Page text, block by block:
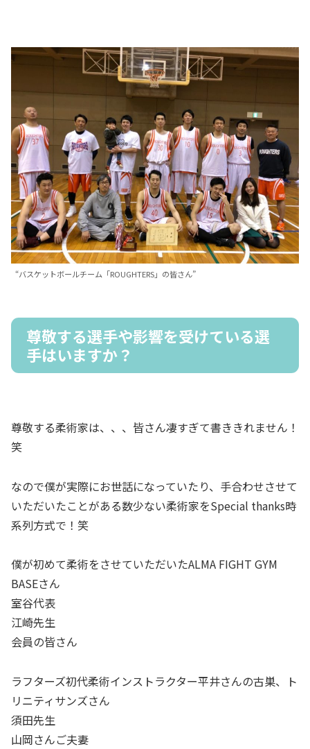
“バスケットボールチーム「ROUGHTERS」の皆さん”
尊敬する選手や影響を受けている選
手はいますか？
尊敬する柔術家は、、、皆さん凄すぎて書ききれません！
笑
なので僕が実際にお世話になっていたり、手合わせさせて
いただいたことがある数少ない柔術家をSpecial thanks時
系列方式で！笑
僕が初めて柔術をさせていただいたALMA FIGHT GYM
BASEさん
室谷代表
江崎先生
会員の皆さん
ラフターズ初代柔術インストラクター平井さんの古巣、ト
リニティサンズさん
須田先生
山岡さんご夫妻